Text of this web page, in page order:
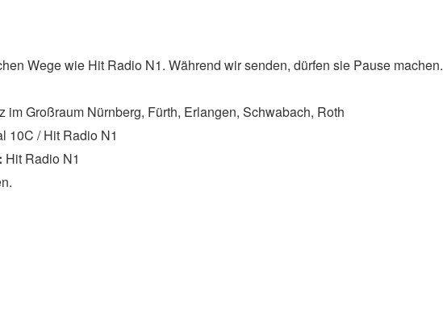
Wege wie Hit Radio N1. Während wir senden, dürfen sie Pause machen.
im Großraum Nürnberg, Fürth, Erlangen, Schwabach, Roth
10C / Hit Radio N1
Hit Radio N1